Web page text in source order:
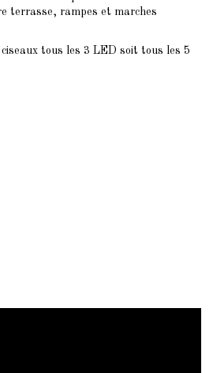
terrasse, rampes et marches
tous les 3 LED soit tous les 5